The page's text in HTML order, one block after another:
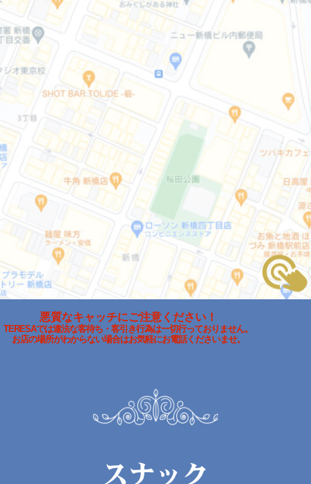
悪質なキャッチにご注意ください！
TERESAでは違法な客待ち・客引き行為は一切行っておりません。
お店の場所がわからない場合はお気軽にお電話くださいませ。